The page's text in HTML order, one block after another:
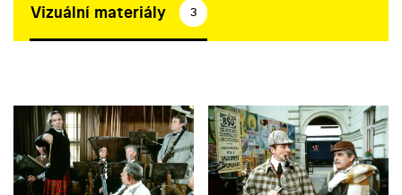
Vizuální materiály 3